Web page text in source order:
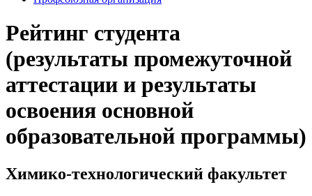
Рейтинг студента
(результаты промежуточной
аттестации и результаты
освоения основной
образовательной программы)
Химико-технологический факультет